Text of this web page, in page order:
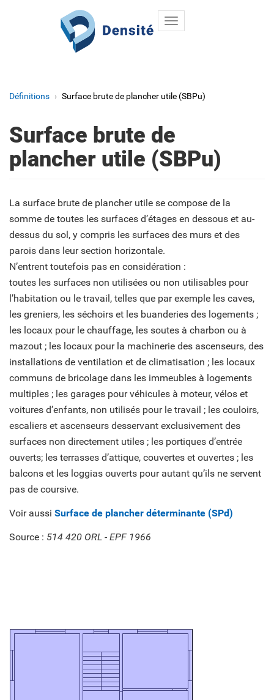
Aller au contenu principal
Toggle
Définitions Surface brute de plancher utile (SBPu)
Surface brute de
plancher utile (SBPu)
La surface brute de plancher utile se compose de la
somme de toutes les surfaces d’étages en dessous et au-
dessus du sol, y compris les surfaces des murs et des
parois dans leur section horizontale.
N’entrent toutefois pas en considération :
toutes les surfaces non utilisées ou non utilisables pour
l’habitation ou le travail, telles que par exemple les caves,
les greniers, les séchoirs et les buanderies des logements ;
les locaux pour le chauffage, les soutes à charbon ou à
mazout ; les locaux pour la machinerie des ascenseurs, des
installations de ventilation et de climatisation ; les locaux
communs de bricolage dans les immeubles à logements
multiples ; les garages pour véhicules à moteur, vélos et
voitures d’enfants, non utilisés pour le travail ; les couloirs,
escaliers et ascenseurs desservant exclusivement des
surfaces non directement utiles ; les portiques d’entrée
ouverts; les terrasses d’attique, couvertes et ouvertes ; les
balcons et les loggias ouverts pour autant qu’ils ne servent
pas de coursive.
Voir aussi Surface de plancher déterminante (SPd)
Source : 514 420 ORL - EPF 1966